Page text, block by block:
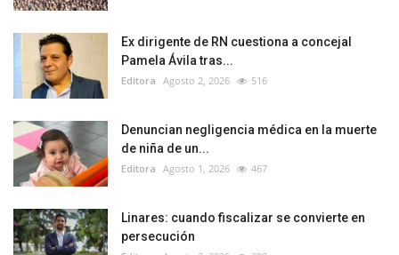
Ex dirigente de RN cuestiona a concejal
Pamela Ávila tras...
Editora Agosto 2, 2026 516
Denuncian negligencia médica en la muerte
de niña de un...
Editora Agosto 1, 2026 467
Linares: cuando fiscalizar se convierte en
persecución